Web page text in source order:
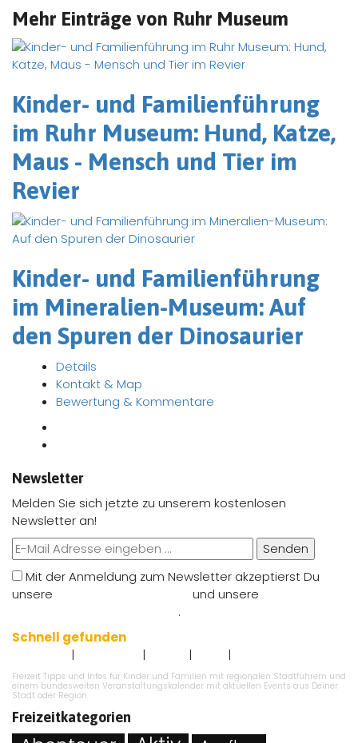
Mehr Einträge von Ruhr Museum
Kinder- und Familienführung
im Ruhr Museum: Hund, Katze,
Maus - Mensch und Tier im
Revier
Kinder- und Familienführung
im Mineralien-Museum: Auf
den Spuren der Dinosaurier
Details
Kontakt & Map
Bewertung & Kommentare
Newsletter
Melden Sie sich jetzte zu unserem kostenlosen
Newsletter an!
Senden
Mit der Anmeldung zum Newsletter akzeptierst Du
unsere
und unsere
.
Schnell gefunden
| | | |
Freizeit Tipps und Infos für Kinder und Familien mit regionalen Stadtführern und
einem bundesweiten Veranstaltungskalender mit aktuellen Events aus Deiner
Stadt oder Region.
Freizeitkategorien